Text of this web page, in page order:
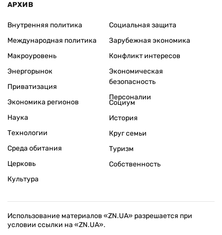
АРХИВ
Внутренняя политика
Международная политика
Макроуровень
Энергорынок
Приватизация
Экономика регионов
Социальная защита
Зарубежная экономика
Конфликт интересов
Экономическая
безопасность
Персоналии
Наука
Технологии
Среда обитания
Церковь
Культура
Социум
История
Круг семьи
Туризм
Собственность
Использование материалов «ZN.UA» разрешается при
условии ссылки на «ZN.UA».